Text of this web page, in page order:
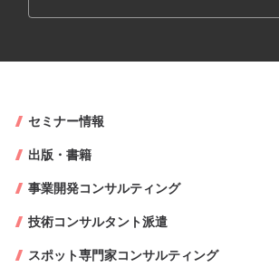
セミナー情報
出版・書籍
事業開発コンサルティング
技術コンサルタント派遣
スポット専門家コンサルティング